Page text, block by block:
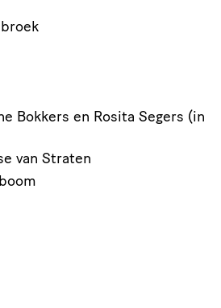
Bokkers en Rosita Segers (in
van Straten